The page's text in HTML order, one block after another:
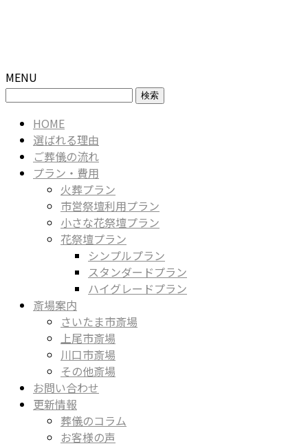
MENU
検
HOME
選ばれる理由
ご葬儀の流れ
プラン・費用
火葬プラン
市営祭壇利用プラン
小さな花祭壇プラン
花祭壇プラン
シンプルプラン
スタンダードプラン
ハイグレードプラン
斎場案内
さいたま市斎場
上尾市斎場
川口市斎場
その他斎場
お問い合わせ
更新情報
葬儀のコラム
お客様の声